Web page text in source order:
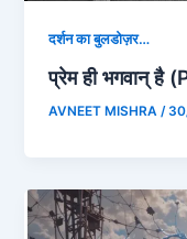
दर्शन का बुलडोज़र…
प्रेम ही भगवान्
AVNEET MISHRA /